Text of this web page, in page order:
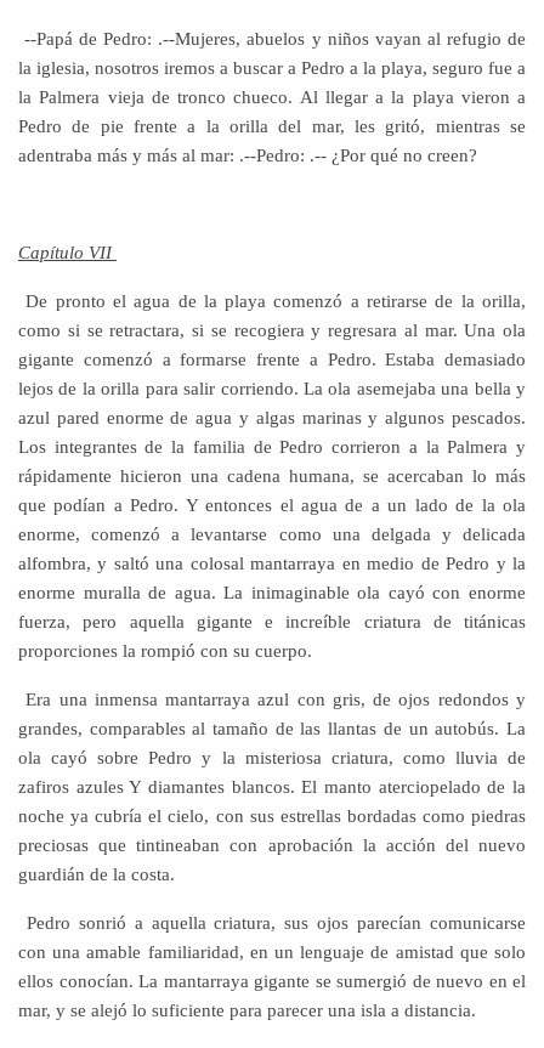
--Papá de Pedro: .--Mujeres, abuelos y niños vayan al refugio de
la iglesia, nosotros iremos a buscar a Pedro a la playa, seguro fue a
la Palmera vieja de tronco chueco. Al llegar a la playa vieron a
Pedro de pie frente a la orilla del mar, les gritó, mientras se
adentraba más y más al mar: .--Pedro: .-- ¿Por qué no creen?
Capítulo VII
De pronto el agua de la playa comenzó a retirarse de la orilla,
como si se retractara, si se recogiera y regresara al mar. Una ola
gigante comenzó a formarse frente a Pedro. Estaba demasiado
lejos de la orilla para salir corriendo. La ola asemejaba una bella y
azul pared enorme de agua y algas marinas y algunos pescados.
Los integrantes de la familia de Pedro corrieron a la Palmera y
rápidamente hicieron una cadena humana, se acercaban lo más
que podían a Pedro. Y entonces el agua de a un lado de la ola
enorme, comenzó a levantarse como una delgada y delicada
alfombra, y saltó una colosal mantarraya en medio de Pedro y la
enorme muralla de agua. La inimaginable ola cayó con enorme
fuerza, pero aquella gigante e increíble criatura de titánicas
proporciones la rompió con su cuerpo.
Era una inmensa mantarraya azul con gris, de ojos redondos y
grandes, comparables al tamaño de las llantas de un autobús. La
ola cayó sobre Pedro y la misteriosa criatura, como lluvia de
zafiros azules Y diamantes blancos. El manto aterciopelado de la
noche ya cubría el cielo, con sus estrellas bordadas como piedras
preciosas que tintineaban con aprobación la acción del nuevo
guardián de la costa.
Pedro sonrió a aquella criatura, sus ojos parecían comunicarse
con una amable familiaridad, en un lenguaje de amistad que solo
ellos conocían. La mantarraya gigante se sumergió de nuevo en el
mar, y se alejó lo suficiente para parecer una isla a distancia.